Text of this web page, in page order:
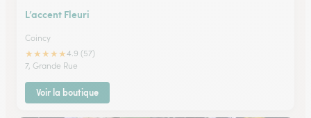
L’accent Fleuri
Coincy
★★★★★4.9 (57)
7, Grande Rue
Voir la boutique